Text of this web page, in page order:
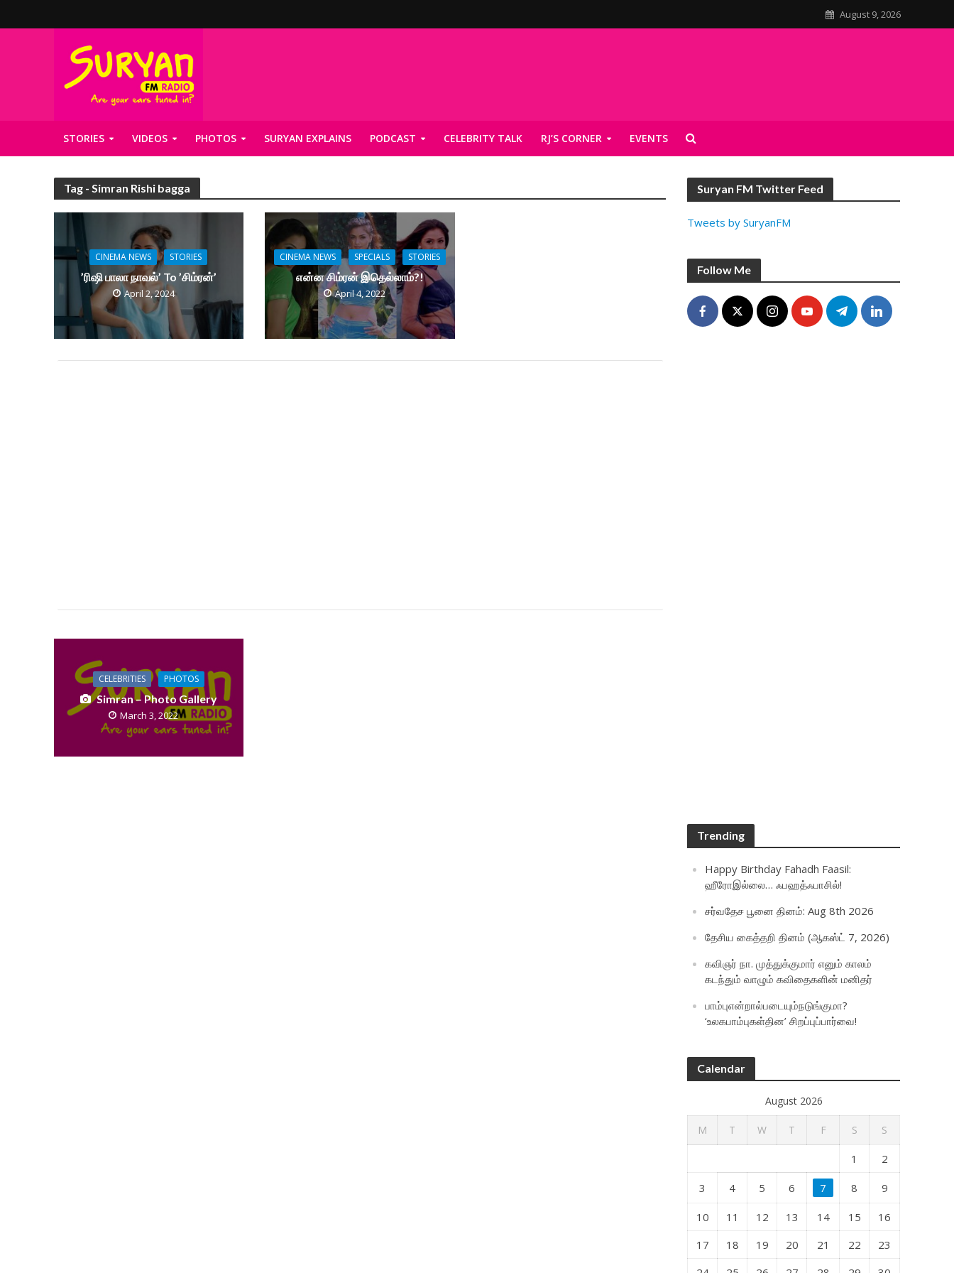
August 9, 2026
STORIES VIDEOS PHOTOS SURYAN EXPLAINS PODCAST CELEBRITY TALK RJ’S CORNER EVENTS
Tag - Simran Rishi bagga
CINEMA NEWS STORIES
’ரிஷி பாலா நாவல்’ To ’சிம்ரன்’
April 2, 2024
CINEMA NEWS SPECIALS STORIES
என்ன சிம்ரன் இதெல்லாம்?!
April 4, 2022
CELEBRITIES PHOTOS
Simran – Photo Gallery
March 3, 2022
Suryan FM Twitter Feed
Tweets by SuryanFM
Follow Me
Trending
Happy Birthday Fahadh Faasil:
ஹீரோஇல்லை… ஃபஹத்ஃபாசில்!
சர்வதேச பூனை தினம்: Aug 8th 2026
தேசிய கைத்தறி தினம் (ஆகஸ்ட் 7, 2026)
கவிஞர் நா. முத்துக்குமார் எனும் காலம்
கடந்தும் வாழும் கவிதைகளின் மனிதர்
பாம்புஎன்றால்படையும்நடுங்குமா?
‘உலகபாம்புகள்தின’ சிறப்புப்பார்வை!
Calendar
August 2026
M T W T F S S
1 2
3 4 5 6 7 8 9
10 11 12 13 14 15
16
17
18 19 20 21 22
23